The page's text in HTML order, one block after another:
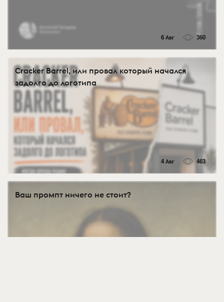
6 Авг 360
Cracker Barrel, или провал который начался
задолго до логотипа
4 Авг 463
Ваш промпт ничего не стоит?